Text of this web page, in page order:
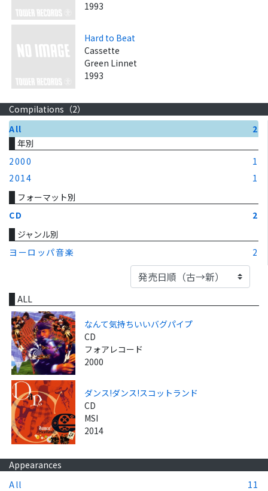
1993
Hard to Beat
Cassette
Green Linnet
1993
Compilations（2）
All
2
年別
2000
1
2014
1
フォーマット別
CD
2
ジャンル別
ヨーロッパ音楽
2
ALL
なんて気持ちいいバグパイプ
CD
フォアレコード
2000
ダンス!ダンス!スコットランド
CD
MSI
2014
Appearances
All
11